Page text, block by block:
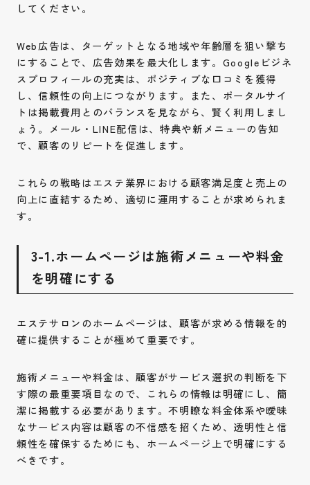
してください。
Web広告は、ターゲットとなる地域や年齢層を狙い撃ち
にすることで、広告効果を最大化します。Googleビジネ
スプロフィールの充実は、ポジティブな口コミを獲得
し、信頼性の向上につながります。また、ポータルサイ
トは掲載費用とのバランスを見ながら、賢く利用しまし
ょう。メール・LINE配信は、特典や新メニューの告知
で、顧客のリピートを促進します。
これらの戦略はエステ業界における顧客満足度と売上の
向上に直結するため、適切に運用することが求められま
す。
3-1.ホームページは施術メニューや料金
を明確にする
エステサロンのホームページは、顧客が求める情報を的
確に提供することが極めて重要です。
施術メニューや料金は、顧客がサービス選択の判断を下
す際の最重要項目なので、これらの情報は明確にし、簡
潔に掲載する必要があります。不明瞭な料金体系や曖昧
なサービス内容は顧客の不信感を招くため、透明性と信
頼性を確保するためにも、ホームページ上で明確にする
べきです。